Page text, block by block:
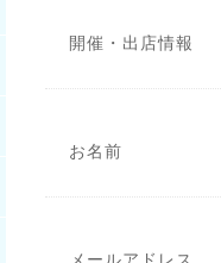
開催・出店情報
お名前